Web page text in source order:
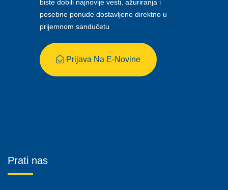
biste dobili najnovije vesti, ažuriranja i
posebne ponude dostavljene direktno u
prijemnom sandučetu
Prijava Na E-Novine
Prati nas